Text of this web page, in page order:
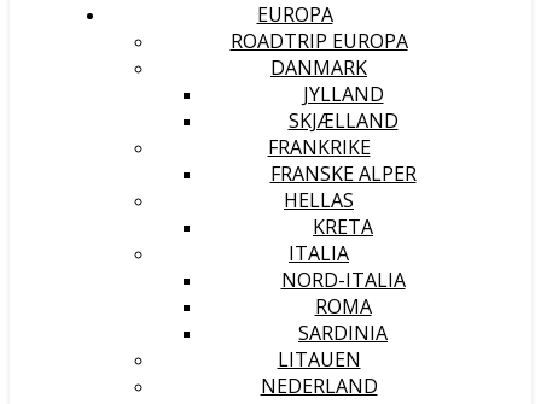
EUROPA
ROADTRIP EUROPA
DANMARK
JYLLAND
SKJÆLLAND
FRANKRIKE
FRANSKE ALPER
HELLAS
KRETA
ITALIA
NORD-ITALIA
ROMA
SARDINIA
LITAUEN
NEDERLAND